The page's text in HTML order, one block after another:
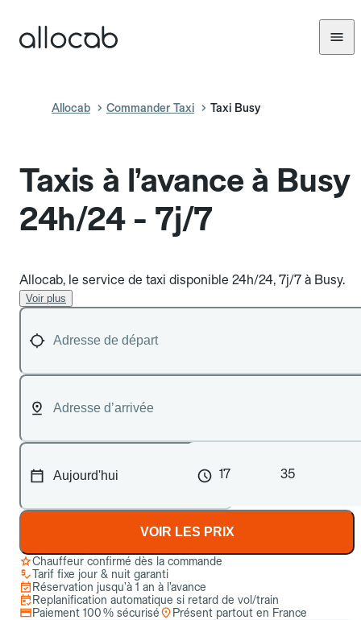
Allocab Commander Taxi Taxi Busy
Taxis à l’avance à Busy
24h/24 - 7j/7
Allocab, le service de taxi disponible 24h/24, 7j/7 à Busy.
Voir plus
17 35
VOIR LES PRIX
Chauffeur confirmé dès la commande
Tarif fixe jour & nuit garanti
Réservation jusqu’à 1 an à l’avance
Replanification automatique si retard de vol/train
Paiement 100 % sécurisé
Présent partout en France